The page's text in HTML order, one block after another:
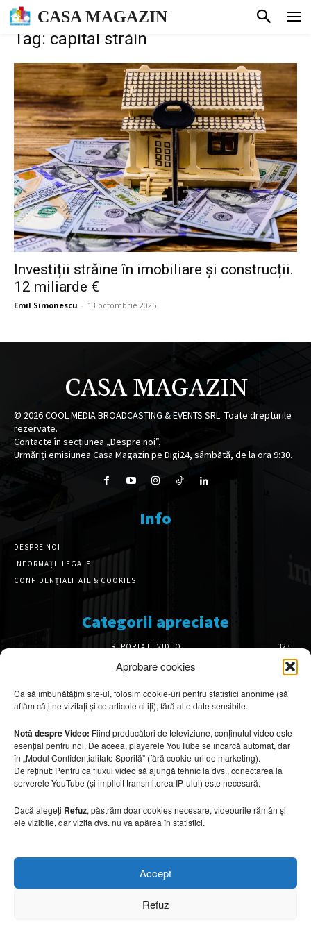
Aprobare cookies
Ca să îmbunătățim site-ul, folosim cookie-uri pentru statistici anonime (să
aflăm câți ne vizitați și ce articole citiți), fără alte date sensibile.
Notă despre Video: Fiind producători de televiziune, conținutul video este
esențial pentru noi. De aceea, playerele YouTube se încarcă automat, dar
în „Modul Confidențialitate Sporită” (fără cookie-uri de marketing).
De reținut: Pentru ca fluxul video să ajungă tehnic la dvs., conectarea la
serverele YouTube (și implicit transmiterea IP-ului) este necesară.
Dacă alegeți Refuz, păstrăm doar cookies necesare, videourile rămân și
ele vizibile, dar vizita dvs. nu va apărea în statistici.
Accept
Refuz
CASA MAGAZIN
Tag: capital străin
Investiții străine în imobiliare și construcții.
12 miliarde €
Emil Simonescu - 13 octombrie 2025
CASA MAGAZIN
© 2026COOL MEDIA BROADCASTING & EVENTS SRL. Toate drepturile
rezervate.
Contacte în secțiunea „Despre noi”.
Urmăriți emisiunea Casa Magazin pe Digi24, sâmbătă, de la ora 9:30.
Info
DESPRE NOI
INFORMAȚII LEGALE
CONFIDENȚIALITATE & COOKIES
Categorii apreciate
REPORTAJE VIDEO
323
AMENAJĂRI INTERIOARE
126
DESIGN INTERIOR
64
ARHITECTURĂ & DESIGN
OPINII & ANALIZE
43
Articole recomandate
Cele mai impresionante cabane moderne
7 august 2026
Ouse Valley Viaduct, construcția care
7 august 2026